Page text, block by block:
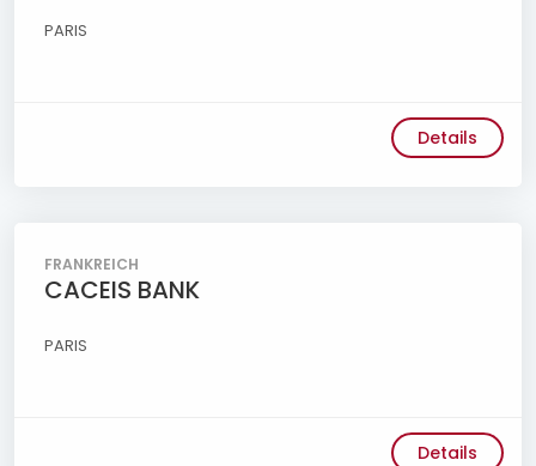
PARIS
Details
FRANKREICH
CACEIS BANK
PARIS
Details